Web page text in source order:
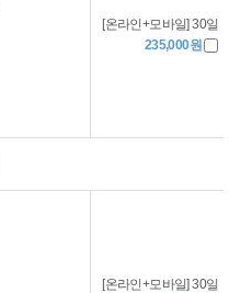
[온라인+모바일] 30일
235,000원
[온라인+모바일] 30일